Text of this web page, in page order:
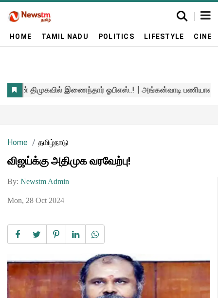
HOME TAMIL NADU POLITICS LIFESTYLE
Home தமிழ்நாடு
விஜய்க்கு அதிமுக வரவேற்பு!
By: Newstm Admin
Mon, 28 Oct 2024